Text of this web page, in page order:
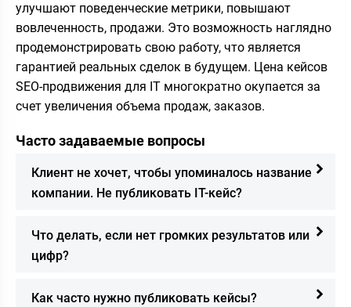
улучшают поведенческие метрики, повышают
вовлеченность, продажи. Это возможность наглядно
продемонстрировать свою работу, что является
гарантией реальных сделок в будущем. Цена кейсов
SEO-продвижения для IT многократно окупается за
счет увеличения объема продаж, заказов.
Часто задаваемые вопросы
Клиент не хочет, чтобы упоминалось название
компании. Не публиковать IT-кейс?
Что делать, если нет громких результатов или
цифр?
Как часто нужно публиковать кейсы?